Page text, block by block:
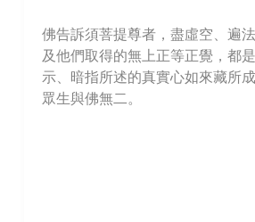
佛告訴須菩提尊者，盡虛空、遍
及他們取得的無上正等正覺，都
示、暗指所述的真實心如來藏所
眾生與佛無二。